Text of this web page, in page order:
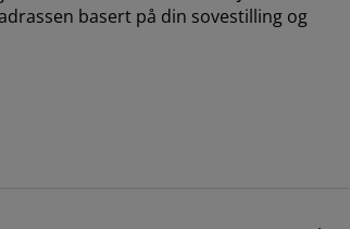
basert på din sovestilling og